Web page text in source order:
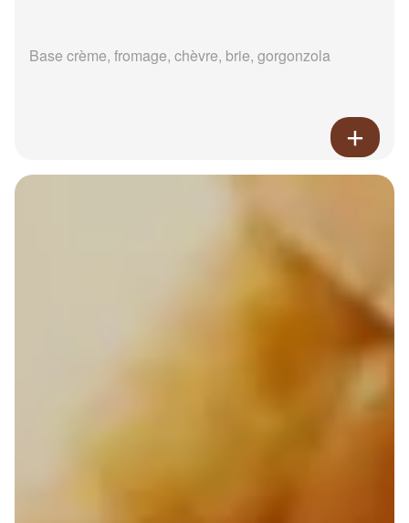
Base crème, fromage, chèvre, brie, gorgonzola